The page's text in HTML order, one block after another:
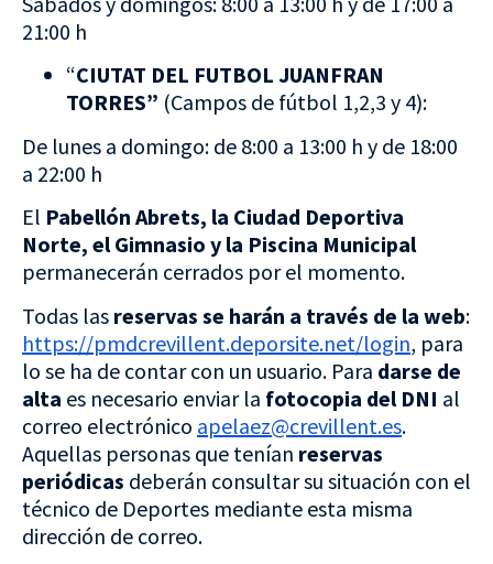
21:00 h
“CIUTAT DEL FUTBOL JUANFRAN
TORRES” (Campos de fútbol 1,2,3 y 4):
De lunes a domingo: de 8:00 a 13:00 h y de 18:00
a 22:00 h
El Pabellón Abrets, la Ciudad Deportiva
Norte, el Gimnasio y la Piscina Municipal
permanecerán cerrados por el momento.
Todas las reservas se harán a través de la web:
https://pmdcrevillent.deporsite.net/login, para
lo se ha de contar con un usuario. Para darse de
alta es necesario enviar la fotocopia del DNI al
correo electrónico apelaez@crevillent.es.
Aquellas personas que tenían reservas
periódicas deberán consultar su situación con el
técnico de Deportes mediante esta misma
dirección de correo.